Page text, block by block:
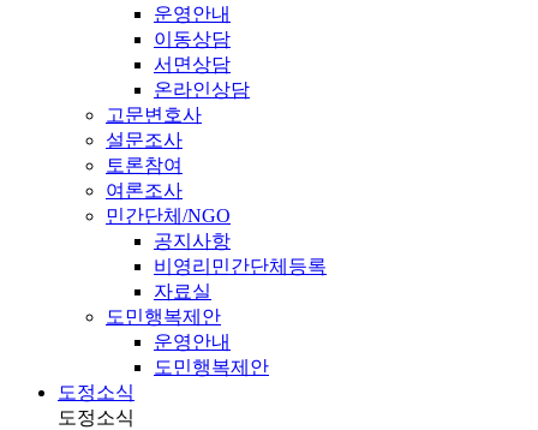
운영안내
이동상담
서면상담
온라인상담
고문변호사
설문조사
토론참여
여론조사
민간단체/NGO
공지사항
비영리민간단체등록
자료실
도민행복제안
운영안내
도민행복제안
도정소식
도정소식